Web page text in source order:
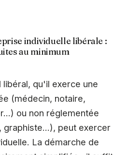
individuelle libérale :
au minimum
qu'il exerce une
(médecin, notaire,
ou non réglementée
graphiste…), peut exercer
La démarche de